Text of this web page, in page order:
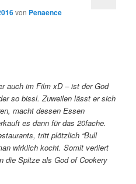
von Penaence
auch im Film xD – ist der God
so bissl. Zuweilen lässt er sich
macht dessen Essen
es dann für das 20fache.
tritt plötzlich “Bull
wirklich kocht. Somit verliert
die Spitze als God of Cookery